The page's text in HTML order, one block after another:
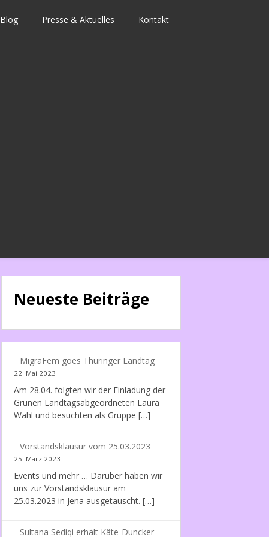
Blog Presse & Aktuelles Kontakt
Neueste Beiträge
MigraFem goes Thüringer Landtag
22. Mai 2023
Am 28.04. folgten wir der Einladung der
Grünen Landtagsabgeordneten Laura
Wahl und besuchten als Gruppe […]
Vorstandsklausur vom 25.03.2023
25. März 2023
Events und mehr … Darüber haben wir
uns zur Vorstandsklausur am
25.03.2023 in Jena ausgetauscht. […]
Sultana Sediqi erhält Käte-Duncker-